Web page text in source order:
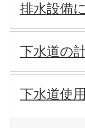
排水設備
下水道の
下水道使